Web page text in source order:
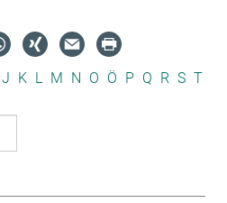
J K L M N O Ö P Q R S T